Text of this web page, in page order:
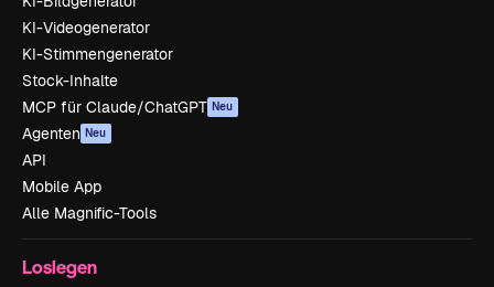
KI-Videogenerator
KI-Stimmengenerator
Stock-Inhalte
MCP für Claude/ChatGPT Neu
Agenten Neu
API
Mobile App
Alle Magnific-Tools
Loslegen